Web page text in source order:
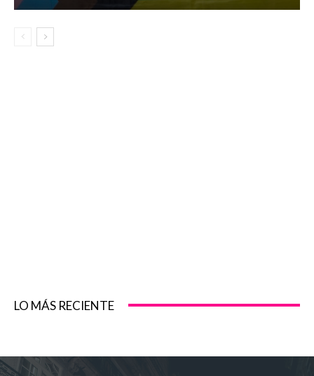
LO MÁS RECIENTE